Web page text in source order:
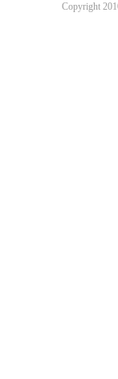
Copyright